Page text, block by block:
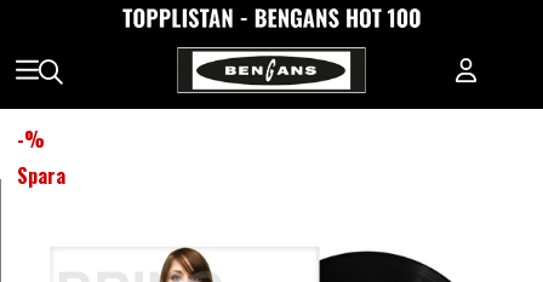
-%
Spara